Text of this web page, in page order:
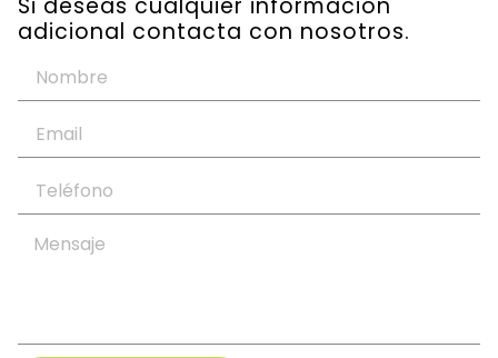
adicional contacta con nosotros.